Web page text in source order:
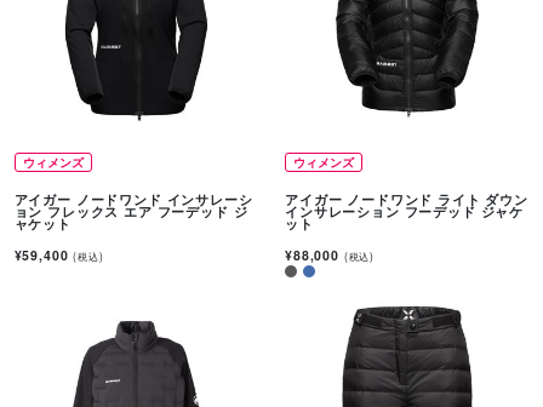
ウィメンズ
アイガー ノードワンド インサレーシ
ョン フレックス エア フーデッド ジ
ャケット
¥59,400(税込)
ウィメンズ
アイガー ノードワンド ライト ダウン
インサレーション フーデッド ジャケ
ット
¥88,000 (税込)